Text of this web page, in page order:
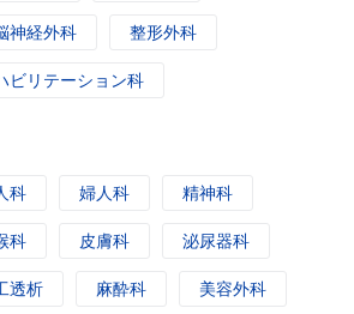
神経外科 整形外科
ビリテーション科
科 婦人科 精神科
科 皮膚科 泌尿器科
透析 麻酔科 美容外科